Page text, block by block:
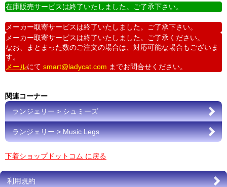
在庫販売サービスは終了いたしました。ご了承下さい。
メーカー取寄サービスは終了いたしました。ご了承下さい。
メーカー取寄サービスは終了いたしました。ご了承ください。
なお、まとまった数のご注文の場合は、対応可能な場合もございま
す。
メールにて smart@ladycat.com までお問合せください。
関連コーナー
ランジェリー > シュミーズ
ランジェリー > Music Legs
下着ショップドットコム に戻る
利用規約